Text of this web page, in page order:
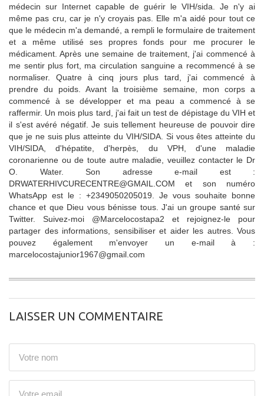
médecin sur Internet capable de guérir le VIH/sida. Je n'y ai
même pas cru, car je n'y croyais pas. Elle m'a aidé pour tout ce
que le médecin m'a demandé, a rempli le formulaire de traitement
et a même utilisé ses propres fonds pour me procurer le
médicament. Après une semaine de traitement, j'ai commencé à
me sentir plus fort, ma circulation sanguine a recommencé à se
normaliser. Quatre à cinq jours plus tard, j'ai commencé à
prendre du poids. Avant la troisième semaine, mon corps a
commencé à se développer et ma peau a commencé à se
raffermir. Un mois plus tard, j'ai fait un test de dépistage du VIH et
il s'est avéré négatif. Je suis tellement heureuse de pouvoir dire
que je ne suis plus atteinte du VIH/SIDA. Si vous êtes atteinte du
VIH/SIDA, d'hépatite, d'herpès, du VPH, d'une maladie
coronarienne ou de toute autre maladie, veuillez contacter le Dr
O. Water. Son adresse e-mail est :
DRWATERHIVCURECENTRE@GMAIL.COM et son numéro
WhatsApp est le : +2349050205019. Je vous souhaite bonne
chance et que Dieu vous bénisse tous. J'ai un groupe santé sur
Twitter. Suivez-moi @Marcelocostapa2 et rejoignez-le pour
partager des informations, sensibiliser et aider les autres. Vous
pouvez également m'envoyer un e-mail à :
marcelocostajunior1967@gmail.com
LAISSER UN COMMENTAIRE